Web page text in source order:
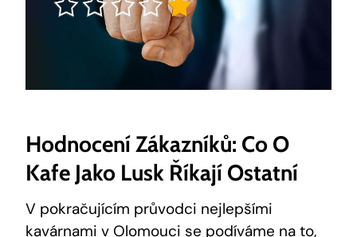
Hodnocení Zákazníků: Co O
Kafe Jako Lusk Říkají Ostatní
V pokračujícím průvodci⁤ nejlepšími ​
kavárnami v Olomouci se podíváme⁣ na to, ​